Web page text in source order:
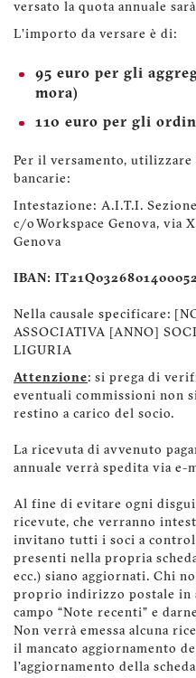
versato la quota annuale
L'importo da versare è di:
95 euro per gli
mora)
110 euro per gli
Per il versamento,
bancarie:
Intestazione: A.I.T.I.
c/o Workspace Genova, via
Genova
IBAN:
Nella causale specificare:
ASSOCIATIVA [ANNO]
LIGURIA
Attenzione: si prega di
eventuali commissioni non
restino a carico del socio.
La ricevuta di avvenuto
annuale verrà spedita via e-
Al fine di evitare ogni
ricevute, che verranno
invitano tutti i soci a
presenti nella propria
ecc.) siano aggiornati. Chi
proprio indirizzo postale in
campo “Note recenti” e
Non verrà emessa alcuna
il mancato aggiornamento
l’aggiornamento della